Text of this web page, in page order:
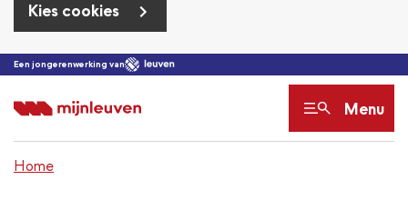
Kies cookies
Overslaan
naar
gaan
Een jongerenwerking van
Menu
Home